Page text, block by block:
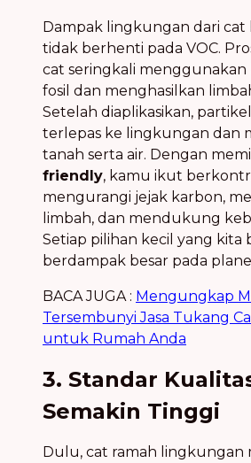
Dampak lingkungan dari cat
tidak berhenti pada VOC.
cat seringkali menggunakan
fosil dan menghasilkan
Setelah diaplikasikan,
terlepas ke lingkungan dan
tanah serta air. Dengan
friendly, kamu ikut
mengurangi jejak karbon,
limbah, dan mendukung
Setiap pilihan kecil yang kita
berdampak besar pada
BACA JUGA : Mengungkap
Tersembunyi Jasa Tukang
untuk Rumah Anda
3. Standar
Semakin Tinggi
Dulu, cat ramah lingkungan